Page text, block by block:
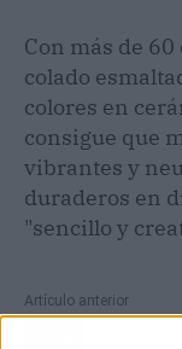
Con más de
colado
colores en
consigue que
vibrantes y
duraderos en
"sencillo y
Artículo anterior